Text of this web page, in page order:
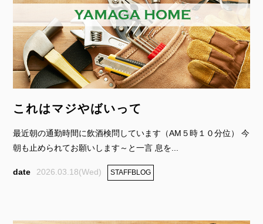
これはマジやばいって
最近朝の通勤時間に飲酒検問しています（AM５時１０分位） 今
朝も止められてお願いします～と一言 息を...
2026.03.18(Wed) STAFFBLOG